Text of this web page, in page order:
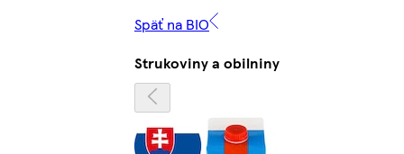
Späť na BIO
Strukoviny a obilniny